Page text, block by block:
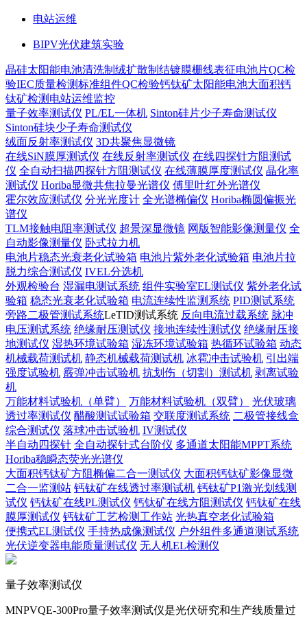
电站运维
BIPV光伏建筑实验
晶硅太阳能电池清洗制绒扩散制结镀膜栅线表征电池片QC检
验IEC质量检测标准组件QC检验钙钛矿太阳能电池大面积钙
钛矿检测 电站运维监控
量子效率测试仪 PL/EL一体机 Sinton硅片少子寿命测试仪
Sinton硅块少子寿命测试仪
绒面反射率测试仪 3D共聚焦显微镜
在线SiN膜厚测试仪 在线反射率测试仪 在线四探针方阻测试
仪 全自动扫描四探针方阻测试仪 在线薄膜厚度测试仪 晶化率
测试仪 Horiba显微共焦拉曼光谱仪 傅里叶红外光谱仪
霍尔效应测试仪 分光光度计 全光谱椭偏仪 Horiba椭圆偏振光
谱仪
TLM接触电阻率测试仪 超景深显微镜 网版智能影像测量仪 全
自动影像测量仪 卧式拉力机
电池片稳态光衰老化试验箱 电池片紫外老化试验箱 电池片拉
脱力综合测试仪 IVEL分选机
外观检验台 湿漏电测试系统 组件实验室EL测试仪 紫外老化试
验箱 稳态光衰老化试验箱 电流连续性监测系统 PID测试系统
旁路二极管测试系统LeTID测试系统 反向电流过载系统 脉冲
电压测试系统 绝缘耐压测试仪 接地连续性测试仪 绝缘耐压接
地测试仪 湿热环境试验箱 湿冻环境试验箱 热循环试验箱 动态
机械载荷测试机 静态机械载荷测试机 冰雹冲击试验机 引出端
强度试验机 霰弹冲击试验机 抗划伤（切割）测试机 剥离试验
机
万能材料试验机（单臂）
万能材料试验机（双臂）
光伏玻璃
透过率测试仪 醋酸测试试验箱 交联度测试系统 二极管接线盒
综合测试仪 落球冲击试验机 IV测试仪
半自动四探针 全自动探针式台阶仪 多通道太阳能MPPT系统
Horiba稳瞬态荧光光谱仪
大面积钙钛矿方阻椭偏二合一测试仪 大面积钙钛矿影像显微
二合一监测站 钙钛矿在线透过率测试机 钙钛矿P1激光划线测
试仪 钙钛矿在线PL测试仪 钙钛矿在线方阻测试仪 钙钛矿在线
膜厚测试仪 钙钛矿工艺检测工作站 光热真空老化试验箱
便携式EL测试仪 手持热成像测试仪 户外组件多通道测试系统
光伏逆变器电能质量测试仪 无人机EL检测仪
量子效率测试仪
MNPVQE-300Pro量子效率测试仪是光伏研究和生产线质量过